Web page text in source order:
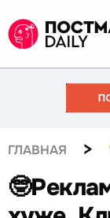
ГЛАВНАЯ >